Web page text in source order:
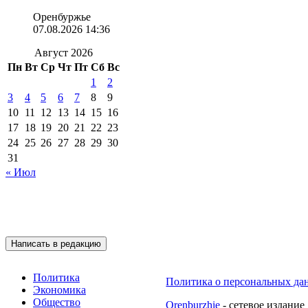
Оренбуржье
07.08.2026 14:36
Август 2026
Пн Вт Ср Чт Пт Сб Вс
1
2
3
4 5 6 7 8
9
10 11 12 13 14 15 16
17 18 19 20 21 22 23
24 25 26 27 28 29 30
31
« Июл
Написать в редакцию
Политика
Экономика
Общество
Политика о персональных
Orenburzhie - сетевое издание